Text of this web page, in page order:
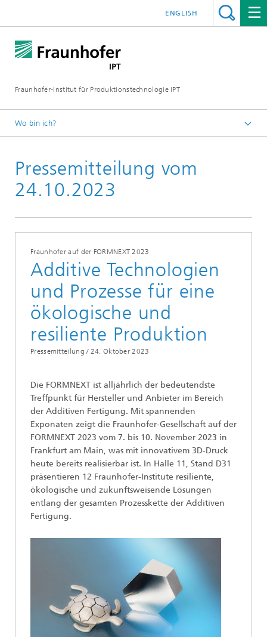
Fraunhofer-Institut für Produktionstechnologie IPT
ENGLISH
Wo bin ich?
Aktuelle Pressemitteilungen
Pressemitteilung vom
24.10.2023
Fraunhofer auf der FORMNEXT 2023
Additive Technologien
und Prozesse für eine
ökologische und
resiliente Produktion
Pressemitteilung / 24. Oktober 2023
Die FORMNEXT ist alljährlich der bedeutendste
Treffpunkt für Hersteller und Anbieter im Bereich
der Additiven Fertigung. Mit spannenden
Exponaten zeigt die Fraunhofer-Gesellschaft auf der
FORMNEXT 2023 vom 7. bis 10. November 2023 in
Frankfurt am Main, was mit innovativem 3D-Druck
heute bereits realisierbar ist. In Halle 11, Stand D31
präsentieren 12 Fraunhofer-Institute resiliente,
ökologische und zukunftsweisende Lösungen
entlang der gesamten Prozesskette der Additiven
Fertigung.